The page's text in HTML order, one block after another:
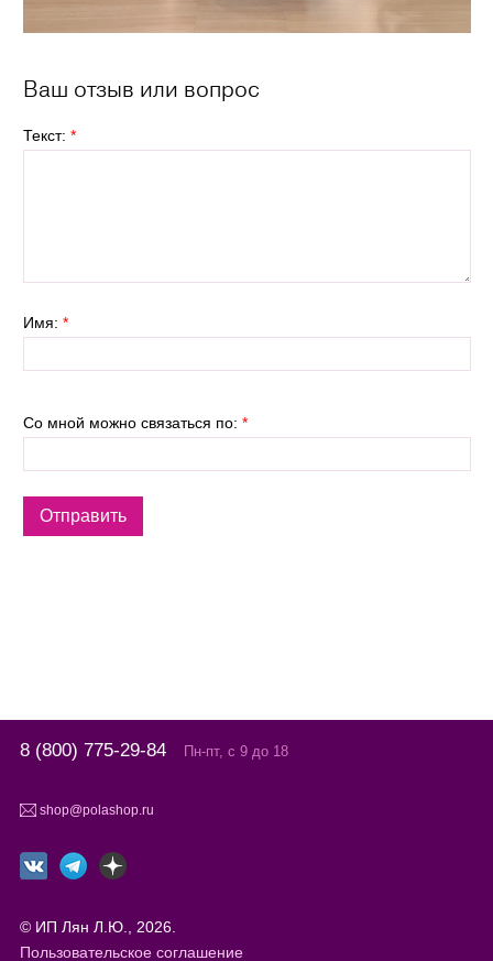
Ваш отзыв или вопрос
Текст: *
Имя: *
Со мной можно связаться по: *
8 (800) 775-29-84 Пн-пт, с 9 до 18
shop@polashop.ru
© ИП Лян Л.Ю., 2026.
Пользовательское соглашение